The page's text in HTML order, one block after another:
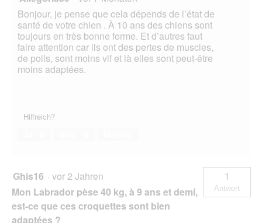
Bonjour, je pense que cela dépends de l’état de
santé de votre chien . À 10 ans des chiens sont
toujours en très bonne forme. Et d’autres faut
faire attention car ils ont des pertes de muscles,
de poils, sont moins vif et là elles sont peut-être
moins adaptées.
Hilfreich?
Ghis16 · vor 2 Jahren
Mon Labrador pèse 40 kg, à 9 ans et demi,
est-ce que ces croquettes sont bien
adaptées ?
1
Antwort